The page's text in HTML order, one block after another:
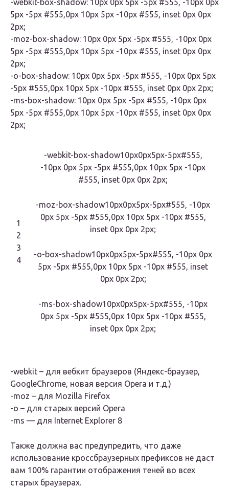
-webkit-box-shadow: 10px 0px 5px -5px #555, -10px 0px
5px -5px #555,0px 10px 5px -10px #555, inset 0px 0px
2px;
-moz-box-shadow: 10px 0px 5px -5px #555, -10px 0px
5px -5px #555,0px 10px 5px -10px #555, inset 0px 0px
2px;
-o-box-shadow: 10px 0px 5px -5px #555, -10px 0px 5px
-5px #555,0px 10px 5px -10px #555, inset 0px 0px 2px;
-ms-box-shadow: 10px 0px 5px -5px #555, -10px 0px
5px -5px #555,0px 10px 5px -10px #555, inset 0px 0px
2px;
1
2
3
4
-webkit-box-shadow10px0px5px-5px#555,
-10px 0px 5px -5px #555,0px 10px 5px -10px
#555, inset 0px 0px 2px;
-moz-box-shadow10px0px5px-5px#555, -10px
0px 5px -5px #555,0px 10px 5px -10px #555,
inset 0px 0px 2px;
-o-box-shadow10px0px5px-5px#555, -10px 0px
5px -5px #555,0px 10px 5px -10px #555, inset
0px 0px 2px;
-ms-box-shadow10px0px5px-5px#555, -10px
0px 5px -5px #555,0px 10px 5px -10px #555,
inset 0px 0px 2px;
-webkit – для вебкит браузеров (Яндекс-браузер,
GoogleChrome, новая версия Opera и т.д.)
-moz – для Mozilla Firefox
-о – для старых версий Opera
-ms — для Internet Explorer 8
Также должна вас предупредить, что даже
использование кроссбраузерных префиксов не даст
вам 100% гарантии отображения теней во всех
старых браузерах.